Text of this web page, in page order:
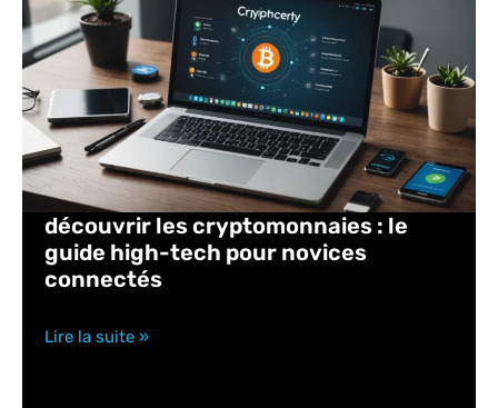
découvrir les cryptomonnaies : le
guide high-tech pour novices
connectés
Lire la suite »